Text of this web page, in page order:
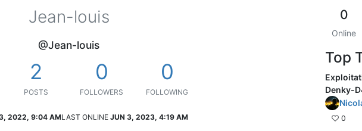
Jean-louis
@Jean-louis
2
POSTS
0
FOLLOWERS
0
FOLLOWING
2022, 9:04 AMLAST ONLINE JUN 3, 2023, 4:19 AM
0
Online
Top
Denky-
0